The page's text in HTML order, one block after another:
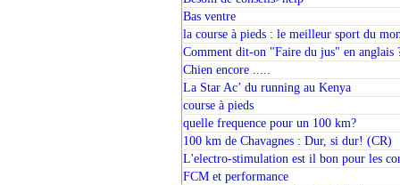
Bas ventre
la course à pieds : le meilleur sport du
Comment dit-on "Faire du jus" en anglais
Chien encore .....
La Star Ac’ du running au Kenya
course à pieds
quelle frequence pour un 100 km?
100 km de Chavagnes : Dur, si dur! (CR)
L'electro-stimulation est il bon pour les
FCM et performance